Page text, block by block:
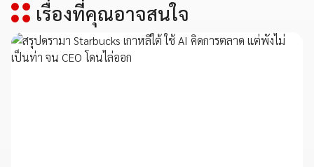
เรื่องที่คุณอาจสนใจ